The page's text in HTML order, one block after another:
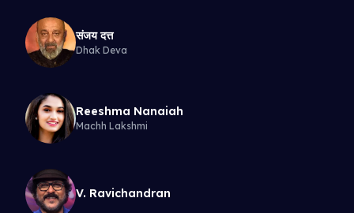
संजय दत्त
Dhak Deva
Reeshma Nanaiah
Machh Lakshmi
V. Ravichandran